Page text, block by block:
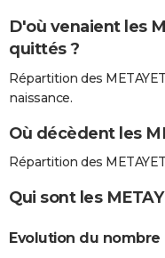
D'où venaient les
quittés ?
Répartition des
naissance.
Où décèdent les
Répartition des
Qui sont les
Evolution du nombre